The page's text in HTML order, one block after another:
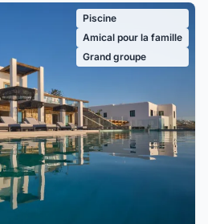
Piscine
Amical pour la famille
Grand groupe